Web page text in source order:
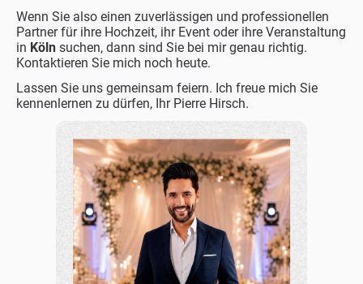
Wenn Sie also einen zuverlässigen und professionellen
Partner für ihre Hochzeit, ihr Event oder ihre Veranstaltung
in Köln suchen, dann sind Sie bei mir genau richtig.
Kontaktieren Sie mich noch heute.
Lassen Sie uns gemeinsam feiern. Ich freue mich Sie
kennenlernen zu dürfen, Ihr Pierre Hirsch.